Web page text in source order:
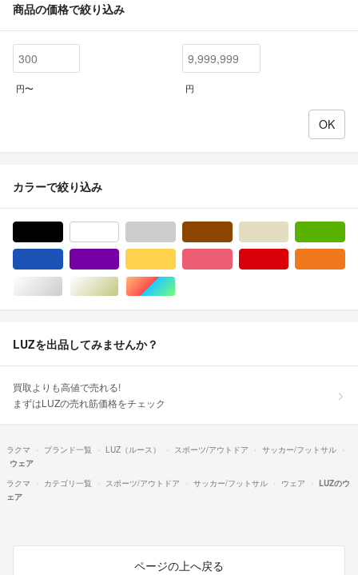
商品の価格で絞り込み
円〜 円
カラーで絞り込み
シルバー/銀色系ゴールド/金色系マルチカラー
LUZを出品してみませんか？
買取よりも高値で売れる!
まずはLUZの売れ筋価格をチェック
ラクマ ブランド一覧 LUZ（ルース） スポーツ/アウトドア
サッカー/フットサル
ウェア
ラクマ
カテゴリ一覧 スポーツ/アウトドア サッカー/フットサル ウェア
LUZのウ
ェア
ページの上へ戻る